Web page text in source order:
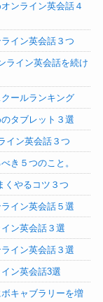
ンライン英会話４
イン英会話３つ
ライン英会話を続け
ールランキング
タブレット３選
イン英会話３つ
き５つのこと。
くやるコツ３つ
イン英会話５選
ン英会話３選
イン英会話３選
ン英会話3選
キャブラリーを増